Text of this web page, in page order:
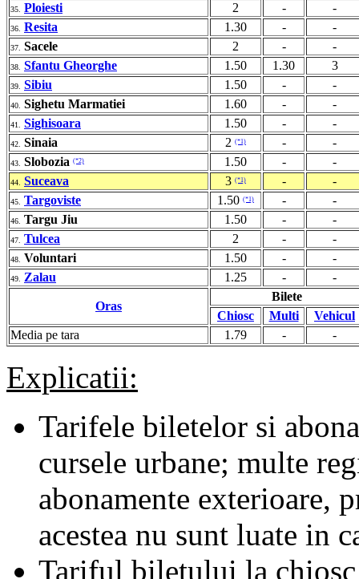
35. Ploiesti 2 - -
36. Resita 1.30 - -
37. Sacele 2 - -
38. Sfantu Gheorghe 1.50 1.30 3
39. Sibiu 1.50 - -
40. Sighetu Marmatiei 1.60 - -
41. Sighisoara 1.50 - -
42. Sinaia 2 (*1) - -
43. Slobozia (*2) 1.50 - -
44. Suceava 3 (*1) - -
45. Targoviste 1.50 (*1) - -
46. Targu Jiu 1.50 - -
47. Tulcea 2 - -
48. Voluntari 1.50 - -
49. Zalau 1.25 - -
Oras
Bilete
Chiosc
Multi
Vehicul
Media pe tara
1.79 - -
Explicatii:
Tarifele biletelor si
cursele urbane; multe
abonamente exterioare,
acestea nu sunt luate in
Tariful biletului la